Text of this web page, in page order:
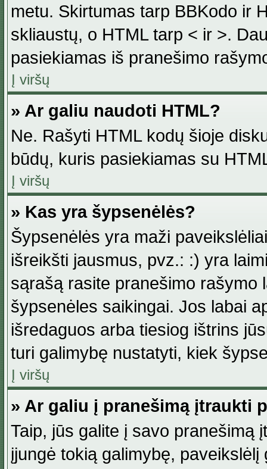
metu. Skirtumas tarp BBKodo ir
skliaustų, o HTML tarp < ir >.
pasiekiamas iš pranešimo
Į viršų
» Ar galiu naudoti HTML?
Ne. Rašyti HTML kodų šioje
būdų, kuris pasiekiamas su
Į viršų
» Kas yra šypsenėlės?
Šypsenėlės yra maži
išreikšti jausmus, pvz.: :) yra
sąrašą rasite pranešimo rašymo
šypsenėles saikingai. Jos labai
išredaguos arba tiesiog ištrins
turi galimybę nustatyti, kiek
Į viršų
» Ar galiu į pranešimą įtraukti
Taip, jūs galite į savo pranešimą
įjungė tokią galimybę,